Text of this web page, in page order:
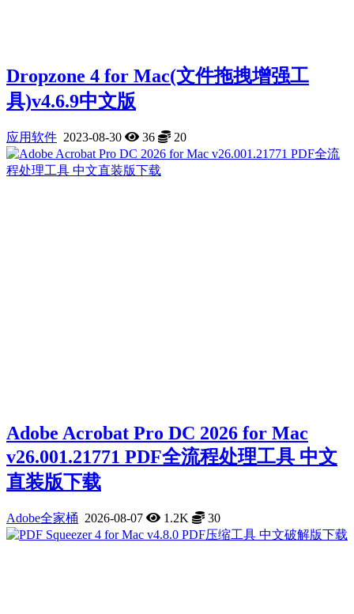
Dropzone 4 for Mac(文件拖拽增强工
具)v4.6.9中文版
应用软件 2023-08-30 36 20
Adobe Acrobat Pro DC 2026 for Mac
v26.001.21771 PDF全流程处理工具 中文
直装版下载
Adobe全家桶 2026-08-07 1.2K 30